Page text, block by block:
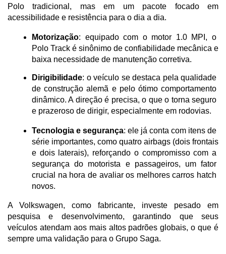
Polo tradicional, mas em um pacote focado em
acessibilidade e resistência para o dia a dia.
Motorização: equipado com o motor 1.0 MPI, o
Polo Track é sinônimo de confiabilidade mecânica e
baixa necessidade de manutenção corretiva.
Dirigibilidade: o veículo se destaca pela qualidade
de construção alemã e pelo ótimo comportamento
dinâmico. A direção é precisa, o que o torna seguro
e prazeroso de dirigir, especialmente em rodovias.
Tecnologia e segurança: ele já conta com itens de
série importantes, como quatro airbags (dois frontais
e dois laterais), reforçando o compromisso com a
segurança do motorista e passageiros, um fator
crucial na hora de avaliar os melhores carros hatch
novos.
A Volkswagen, como fabricante, investe pesado em
pesquisa e desenvolvimento, garantindo que seus
veículos atendam aos mais altos padrões globais, o que é
sempre uma validação para o Grupo Saga.